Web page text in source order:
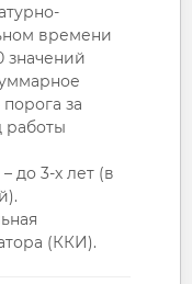
времени
значений
за
работы
до 3-х лет (в
(ККИ).